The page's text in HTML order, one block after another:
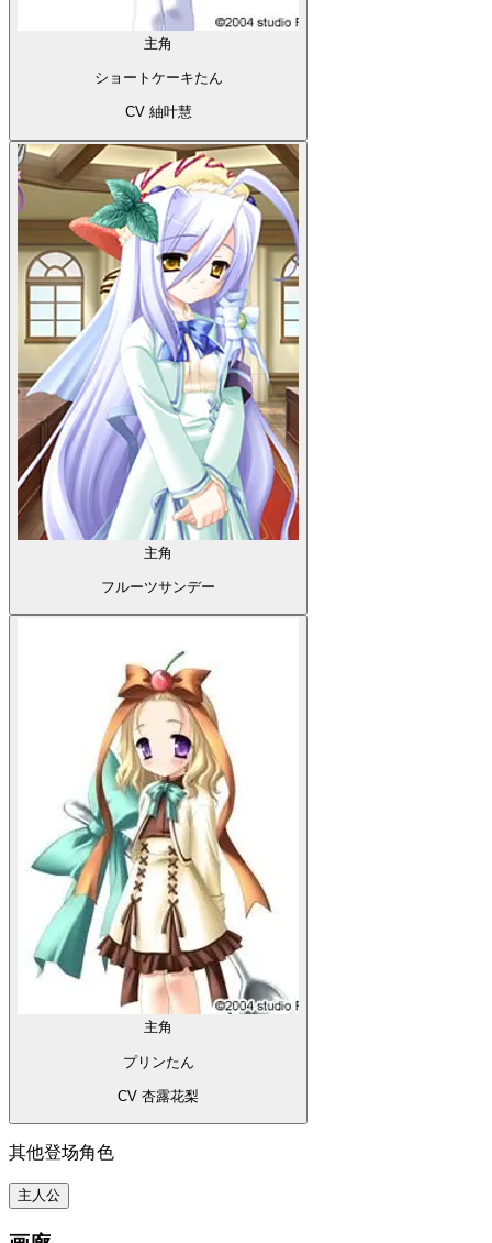
主角
ショートケーキたん
CV 紬叶慧
主角
フルーツサンデー
主角
プリンたん
CV 杏露花梨
其他登场角色
主人公